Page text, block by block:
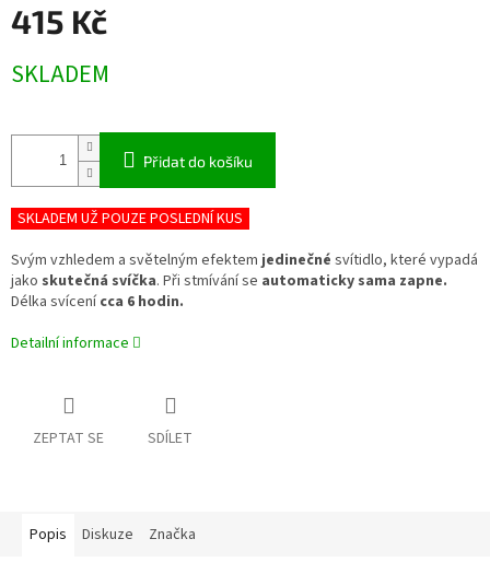
415 Kč
cena:
SKLADEM
Přidat do košíku
SKLADEM UŽ POUZE POSLEDNÍ KUS
Svým vzhledem a světelným efektemjedinečné svítidlo, které vypadá
jako skutečná svíčka. Při stmívání se automaticky sama zapne.
Délka svícenícca 6 hodin.
Detailní informace
ZEPTAT SE SDÍLET
Popis Diskuze Značka